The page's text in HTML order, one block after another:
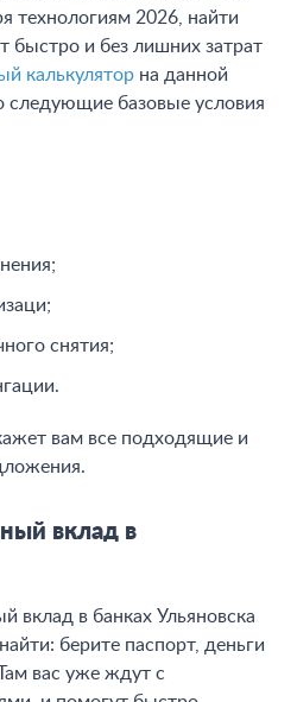
быстро и без лишних затрат
калькулятор на данной
следующие базовые условия
снятия;
вам все подходящие и
вклад в
в банках Ульяновска
берите паспорт, деньги
вас уже ждут с